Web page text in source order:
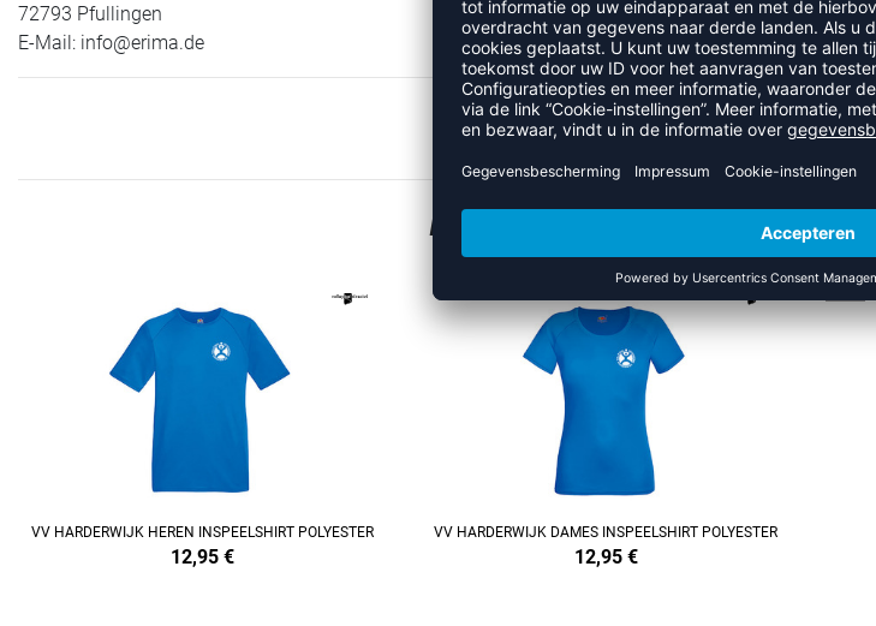
72793 Pfullingen
E-Mail: info@erima.de
RECENT
MEER UIT DE
VV HARDERWIJK HEREN INSPEELSHIRT POLYESTER
12,95 €
REFINEMENT
VV HARDERWIJK DAMES INSPEELSHIRT POLYESTER
12,95 €
-30%